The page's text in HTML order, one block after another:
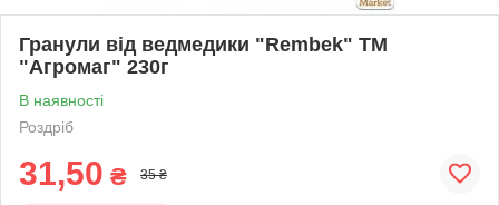
Гранули від ведмедики "Rembek" ТМ
"Агромаг" 230г
В наявності
Роздріб
31,50 ₴ 35 ₴